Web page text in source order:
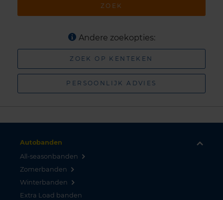
ZOEK
Andere zoekopties:
ZOEK OP KENTEKEN
PERSOONLIJK ADVIES
Autobanden
All-seasonbanden
Zomerbanden
Winterbanden
Extra Load banden